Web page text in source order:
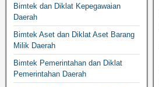
Bimtek dan Diklat Kepegawaian
Daerah
Bimtek Aset dan Diklat Aset Barang
Milik Daerah
Bimtek Pemerintahan dan Diklat
Pemerintahan Daerah